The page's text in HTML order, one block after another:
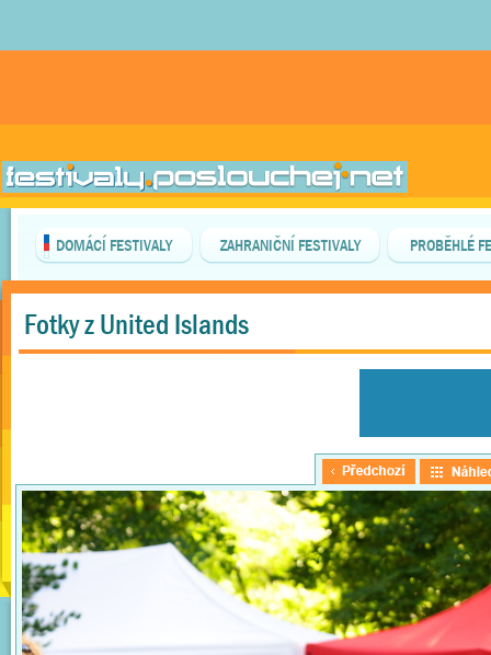
DOMÁCÍ FESTIVALY ZAHRANIČNÍ FESTIVALY PROBĚHLÉ
Fotky z United Islands